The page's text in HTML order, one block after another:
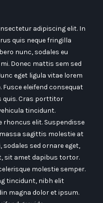
adipiscing elit. In
quis neque fringilla
nunc, sodales eu
Donec mattis sem sed
eget ligula vitae lorem
eleifend consequat
quis. Cras porttitor
tincidunt.
rhoncus elit. Suspendisse
sagittis molestie at
sodales sed ornare eget,
sit amet dapibus tortor.
molestie semper.
tincidunt, nibh elit
magna dolor et ipsum.